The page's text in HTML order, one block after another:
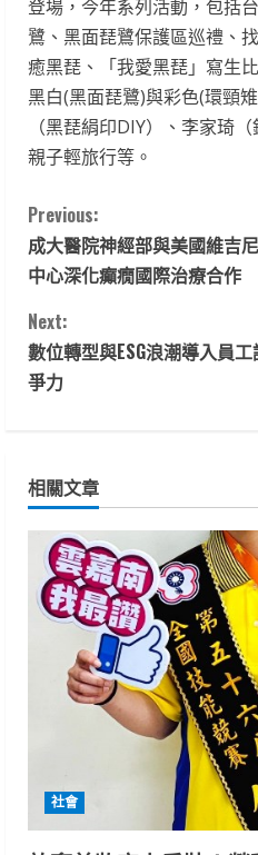
登場，今年系列活動，包括
鷺、黑面琵鷺保護區巡禮、
癒黑琵、「我愛黑琵」寫生
黑白(黑面琵鷺)與彩色(環頸
（黑琵絹印DIY）、李家琦
親子輕旅行等。
C
o
n
t
i
u
R
n
Previous:
成大醫院神經部與美國維吉
中心深化癲癇國際治療合作
Next:
數位轉型與ESG浪潮導入員
爭力
相關文章
社會